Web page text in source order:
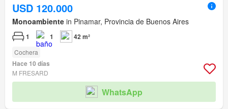
USD 120.000
Monoambiente in Pinamar, Provincia de Buenos Aires
1 1 42 m²
Cochera
Hace 10 días
M FRESARD
WhatsApp